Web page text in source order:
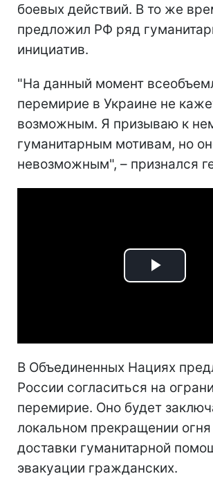
боевых действий. В то же
предложил РФ ряд
инициатив.
"На данный момент
перемирие в Украине не
возможным. Я призываю к
гуманитарным мотивам, но
невозможным", – признался
Play
В Объединенных Нациях
России согласиться на
перемирие. Оно будет
локальном прекращении
доставки гуманитарной
эвакуации гражданских.